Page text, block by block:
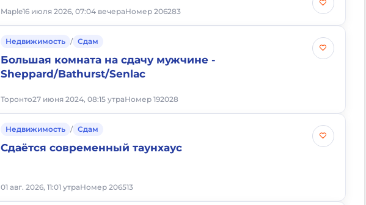
Maple16 июля 2026, 07:04 вечераНомер 206283
Недвижимость / Сдам
Большая комната на сдачу мужчине -
Sheppard/Bathurst/Senlac
Торонто27 июня 2024, 08:15 утраНомер 192028
Недвижимость / Сдам
Сдаётся современный таунхаус
01 авг. 2026, 11:01 утраНомер 206513